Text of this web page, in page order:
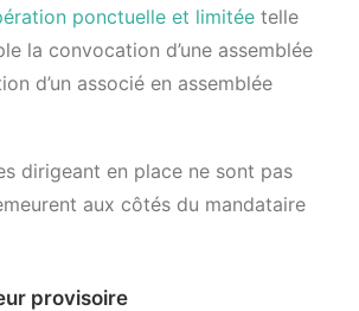
ponctuelle et limitée telle
la convocation d’une assemblée
d’un associé en assemblée
dirigeant en place ne sont pas
aux côtés du mandataire
provisoire